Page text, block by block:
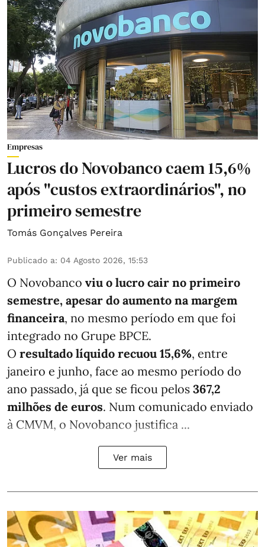
Empresas
Lucros do Novobanco caem 15,6%
após "custos extraordinários", no
primeiro semestre
Tomás Gonçalves Pereira
Publicado a: 04 Agosto 2026, 15:53
O Novobanco viu o lucro cair no primeiro
semestre, apesar do aumento na margem
financeira, no mesmo período em que foi
integrado no Grupe BPCE.
O resultado líquido recuou 15,6%, entre
janeiro e junho, face ao mesmo período do
ano passado, já que se ficou pelos 367,2
milhões de euros. Num comunicado enviado
à CMVM, o Novobanco justifica ...
Ver mais